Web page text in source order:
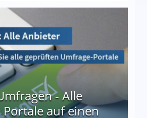
- Alle
auf einen